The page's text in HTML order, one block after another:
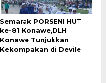
Semarak PORSENI HUT
ke-81 Konawe,DLH
Konawe Tunjukkan
Kekompakan di Devile